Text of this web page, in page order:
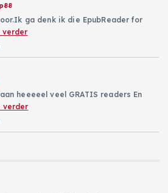
ga denk ik die EpubReader for
verder
heeeeel veel GRATIS readers En
verder